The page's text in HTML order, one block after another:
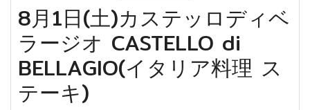
8月1日(土)カステッロディベ
ラージオ CASTELLO di
BELLAGIO(イタリア料理 ス
テーキ)